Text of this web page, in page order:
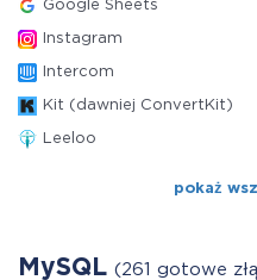
Google Sheets
Instagram
Intercom
Kit (dawniej ConvertKit)
Leeloo
pokaż
MySQL (261 gotowe